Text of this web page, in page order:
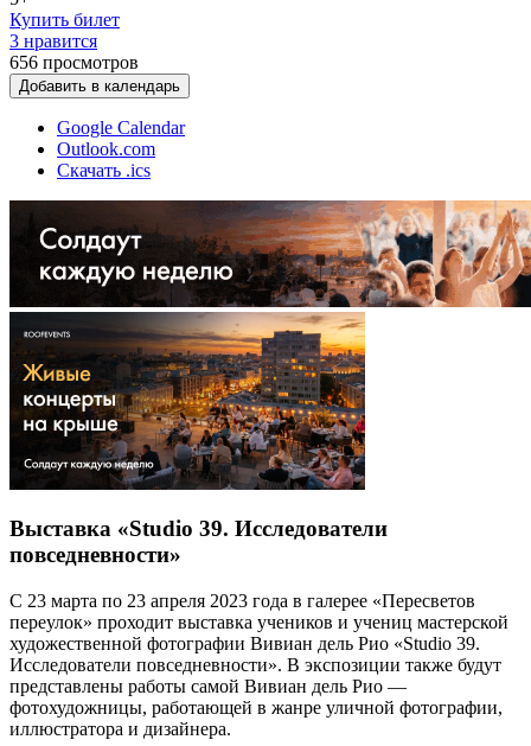
Купить билет
3 нравится
656 просмотров
Добавить в календарь
Google Calendar
Outlook.com
Скачать .ics
Выставка «Studio 39. Исследователи
повседневности»
С 23 марта по 23 апреля 2023 года в галерее «Пересветов
переулок» проходит выставка учеников и учениц мастерской
художественной фотографии Вивиан дель Рио «Studio 39.
Исследователи повседневности». В экспозиции также будут
представлены работы самой Вивиан дель Рио —
фотохудожницы, работающей в жанре уличной фотографии,
иллюстратора и дизайнера.